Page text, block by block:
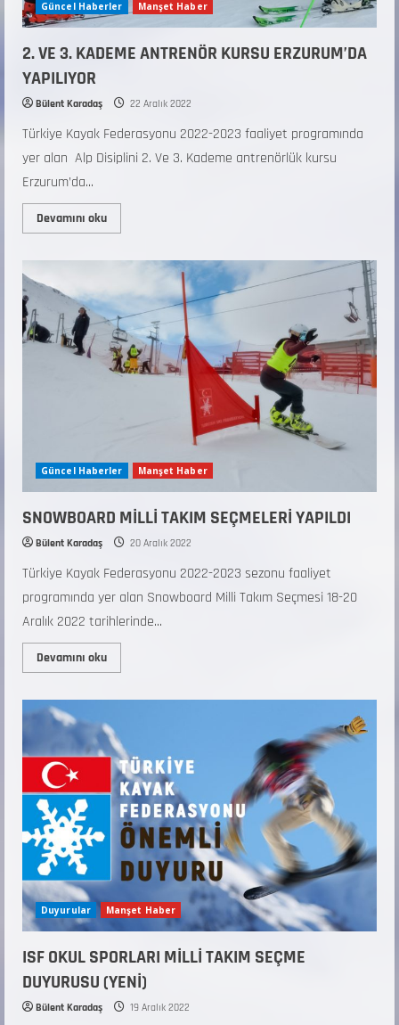
Güncel Haberler Manşet Haber
2. VE 3. KADEME ANTRENÖR KURSU ERZURUM’DA
YAPILIYOR
Bülent Karadaş 22 Aralık 2022
Türkiye Kayak Federasyonu 2022-2023 faaliyet programında
yer alan Alp Disiplini 2. Ve 3. Kademe antrenörlük kursu
Erzurum’da...
Devamını oku
Güncel Haberler Manşet Haber
SNOWBOARD MİLLİ TAKIM SEÇMELERİ YAPILDI
Bülent Karadaş 20 Aralık 2022
Türkiye Kayak Federasyonu 2022-2023 sezonu faaliyet
programında yer alan Snowboard Milli Takım Seçmesi 18-20
Aralık 2022 tarihlerinde...
Devamını oku
Duyurular Manşet Haber
ISF OKUL SPORLARI MİLLİ TAKIM SEÇME
DUYURUSU (YENİ)
Bülent Karadaş 19 Aralık 2022